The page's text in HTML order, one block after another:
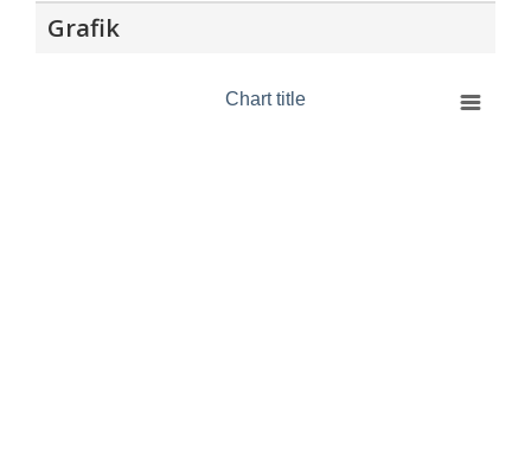
Grafik
Chart title